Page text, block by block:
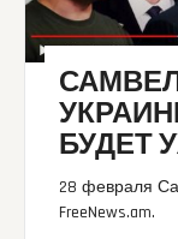
БУДЕТ
28 февраля
FreeNews.am.